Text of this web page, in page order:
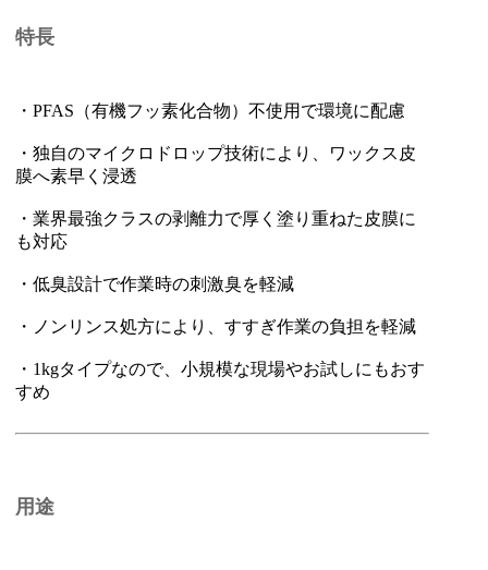
特長
・PFAS（有機フッ素化合物）不使用で環境に配慮
・独自のマイクロドロップ技術により、ワックス皮
膜へ素早く浸透
・業界最強クラスの剥離力で厚く塗り重ねた皮膜に
も対応
・低臭設計で作業時の刺激臭を軽減
・ノンリンス処方により、すすぎ作業の負担を軽減
・1kgタイプなので、小規模な現場やお試しにもおす
すめ
用途